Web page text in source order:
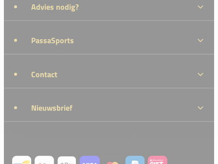
Advies nodig?
PassaSports
Contact
Nieuwsbrief